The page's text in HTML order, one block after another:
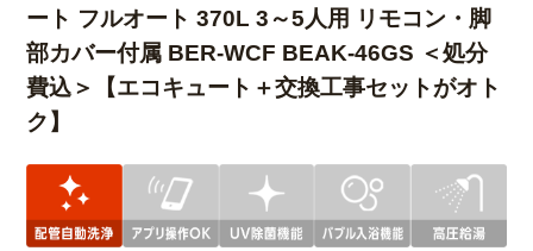
ート フルオート 370L 3～5人用 リモコン・脚
部カバー付属 BER-WCF BEAK-46GS ＜処分
費込＞【エコキュート＋交換工事セットがオト
ク】